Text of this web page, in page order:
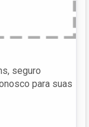
seguro
para suas